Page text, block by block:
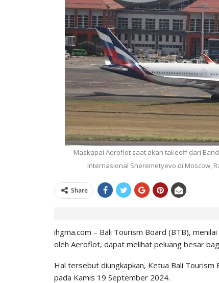
Maskapai Aeroflot saat akan takeoff dari
Internasional Sheremetyevo di Moscow,
Share
ihgma.com – Bali Tourism Board (BTB),
oleh Aeroflot, dapat melihat peluang besar
Hal tersebut diungkapkan, Ketua Bali Tourism
pada Kamis 19 September 2024.
Libur Sekolah Bareng
Ini Tawarkan Paket Mulai Rp
IHGMA Jul 9, 2026 0